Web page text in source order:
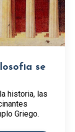
se
historia, las
Griego.